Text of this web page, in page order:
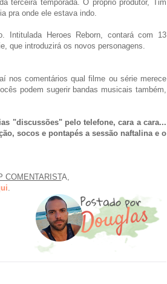
terceira temporada. O próprio produtor, Tim
pra onde ele estava indo.
Heroes Reborn, contará com 13
que introduzirá os novos personagens.
nos comentários qual filme ou série merece
podem sugerir bandas musicais também,
"discussões" pelo telefone, cara a cara...
socos e pontapés a sessão naftalina e o
COMENTARISTA,
.